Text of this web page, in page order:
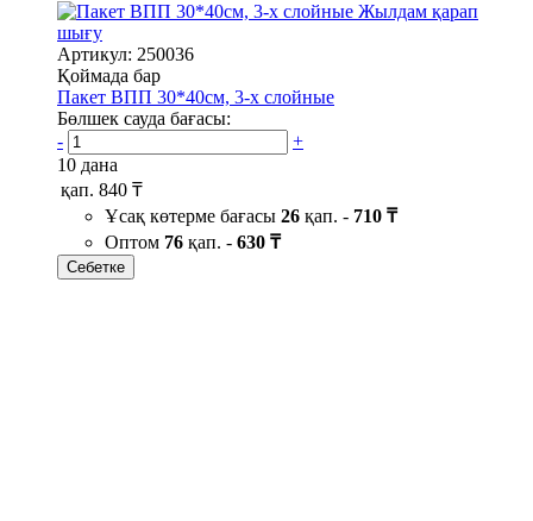
Жылдам қарап
шығу
Артикул: 250036
Қоймада бар
Пакет ВПП 30*40см, 3-х слойные
Бөлшек сауда бағасы:
-
+
10 дана
қап. 840 ₸
Ұсақ көтерме бағасы 26 қап. - 710 ₸
Оптом 76 қап. - 630 ₸
Себетке